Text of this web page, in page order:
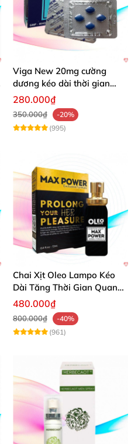
Viga New 20mg cường
dương kéo dài thời gian
chống xuất tinh hiệu quả
280.000₫
350.000₫
-20%
(995)
Chai Xịt Oleo Lampo Kéo
Dài Tăng Thời Gian Quan
Hệ Chính Hãng
480.000₫
800.000₫
-40%
(961)